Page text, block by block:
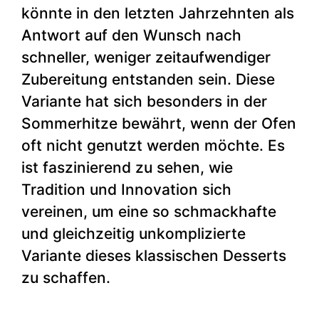
könnte in den letzten Jahrzehnten als
Antwort auf den Wunsch nach
schneller, weniger zeitaufwendiger
Zubereitung entstanden sein. Diese
Variante hat sich besonders in der
Sommerhitze bewährt, wenn der Ofen
oft nicht genutzt werden möchte. Es
ist faszinierend zu sehen, wie
Tradition und Innovation sich
vereinen, um eine so schmackhafte
und gleichzeitig unkomplizierte
Variante dieses klassischen Desserts
zu schaffen.